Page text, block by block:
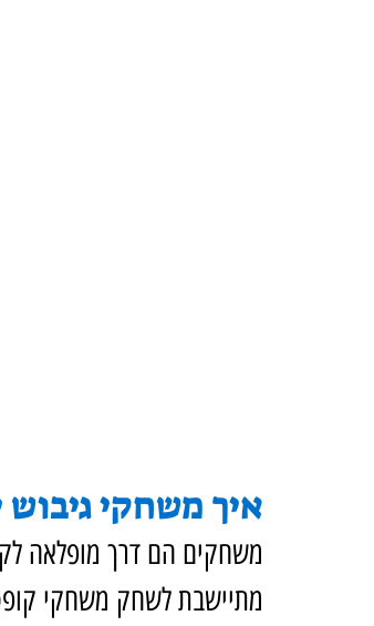
איך משחקי
משחקים הם דרך מופלאה
מתיישבת לשחק משחקי